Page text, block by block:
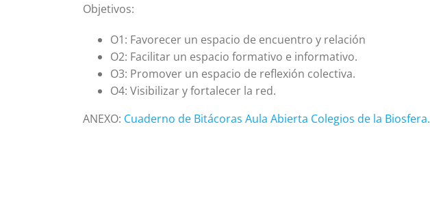
Objetivos:
O1: Favorecer un espacio de encuentro y relación
O2: Facilitar un espacio formativo e informativo.
O3: Promover un espacio de reflexión colectiva.
O4: Visibilizar y fortalecer la red.
ANEXO: Cuaderno de Bitácoras Aula Abierta Colegios de la Biosfera.